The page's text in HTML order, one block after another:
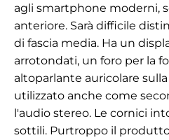
agli smartphone moderni,
anteriore. Sarà difficile
di fascia media. Ha un
arrotondati, un foro per la
altoparlante auricolare
utilizzato anche come
l'audio stereo. Le cornici
sottili. Purtroppo il